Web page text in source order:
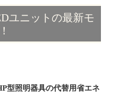
ユニットの最新モ
型照明器具の代替用省エネ